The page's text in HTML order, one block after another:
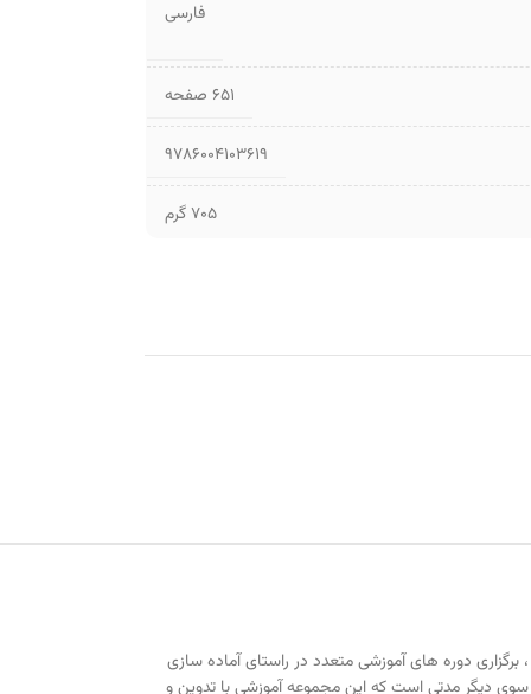
فارسی
۶۵۱ صفحه
9786004103619
705 گرم
دوره های آموزشی متعدد در راستای آماده سازی
دیگر مدتی است که این مجموعه آموزشی با تدوین و